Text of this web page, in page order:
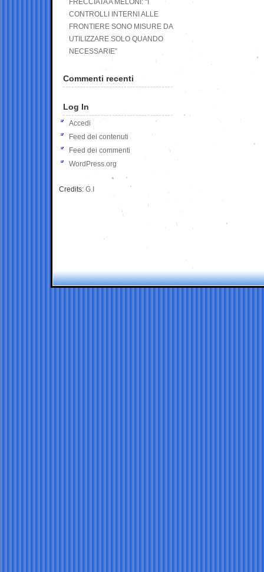
FRECCIATA A MELONI: “I
CONTROLLI INTERNI ALLE
FRONTIERE SONO MISURE DA
UTILIZZARE SOLO QUANDO
NECESSARIE”
Commenti recenti
Log In
Accedi
Feed dei contenuti
Feed dei commenti
WordPress.org
Credits: G.I